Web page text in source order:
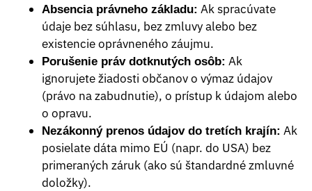
Absencia právneho základu: Ak spracúvate
údaje bez súhlasu, bez zmluvy alebo bez
existencie oprávneného záujmu.
Porušenie práv dotknutých osôb: Ak
ignorujete žiadosti občanov o výmaz údajov
(právo na zabudnutie), o prístup k údajom alebo
o opravu.
Nezákonný prenos údajov do tretích krajín: Ak
posielate dáta mimo EÚ (napr. do USA) bez
primeraných záruk (ako sú štandardné zmluvné
doložky).